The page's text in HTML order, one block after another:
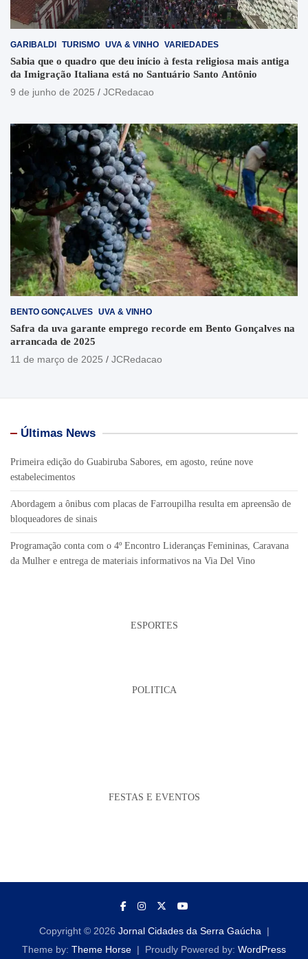
GARIBALDI TURISMO UVA & VINHO VARIEDADES
Sabia que o quadro que deu início à festa religiosa mais antiga
da Imigração Italiana está no Santuário Santo Antônio
9 de junho de 2025
JCRedacao
BENTO GONÇALVES UVA & VINHO
Safra da uva garante emprego recorde em Bento Gonçalves na
arrancada de 2025
11 de março de 2025
JCRedacao
Últimas News
Primeira edição do Guabiruba Sabores, em agosto, reúne nove
estabelecimentos
Abordagem a ônibus com placas de Farroupilha resulta em apreensão de
bloqueadores de sinais
Programação conta com o 4º Encontro Lideranças Femininas, Caravana
da Mulher e entrega de materiais informativos na Via Del Vino
ESPORTES
POLITICA
FESTAS E EVENTOS
Copyright © 2026 Jornal Cidades da Serra Gaúcha
Theme by: Theme Horse Proudly Powered by: WordPress